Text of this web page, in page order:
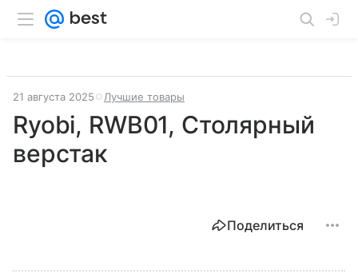
21 августа 2025 Лучшие товары
Ryobi, RWB01, Столярный
верстак
Поделиться